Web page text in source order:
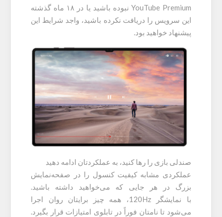
YouTube Premium نبوده باشید یا در ۱۸ ماه گذشته
این سرویس را دریافت نکرده باشید، واجد شرایط این
پیشنهاد خواهید بود.
صندلی بازی را رها کنید، به عملکردتان ادامه دهید
عملکردی مشابه کیفیت کنسول را در صفحه‌نمایش
بزرگ در هر جایی که می‌خواهید داشته باشید.
با نمایشگر 120Hz، همه چیز برایتان روان اجرا
می‌شود تا نامتان فوراً در تابلوی امتیازات قرار بگیرد.